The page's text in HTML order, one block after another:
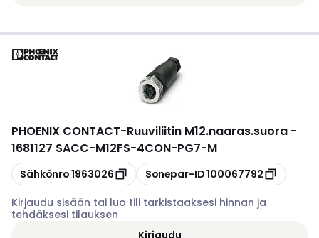
PHOENIX CONTACT-Ruuviliitin M12.naaras.suora -
1681127 SACC-M12FS-4CON-PG7-M
Kopioi
Sähkönro1963026 Kopioi
Sonepar-ID100067792
Kirjaudu sisään tai luo tili tarkistaaksesi hinnan ja
tehdäksesi tilauksen
Kirjaudu